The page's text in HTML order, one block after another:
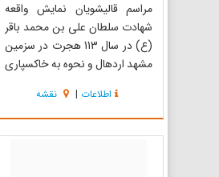
مراسم قالیشویان نمایش واقعه
شهادت سلطان علی بن محمد باقر
(ع) در سال 113 هجرت در سزمین
مشهد اردهال و نحوه به خاکسپاری
فین کاشان است که هر ساله با
تعصب و غرور خاصی معمولا در یکی
از روزهای میان نهم تا پانزدهم مهرماه
اطلاعات | نقشه